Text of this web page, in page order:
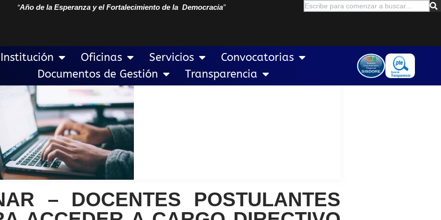
“Año de la Esperanza y el Fortalecimiento de la Democracia”
Institución Oficinas Servicios
Convocatorias
Documentos de Gestión
Transparencia
– DOCENTES POSTULANTES